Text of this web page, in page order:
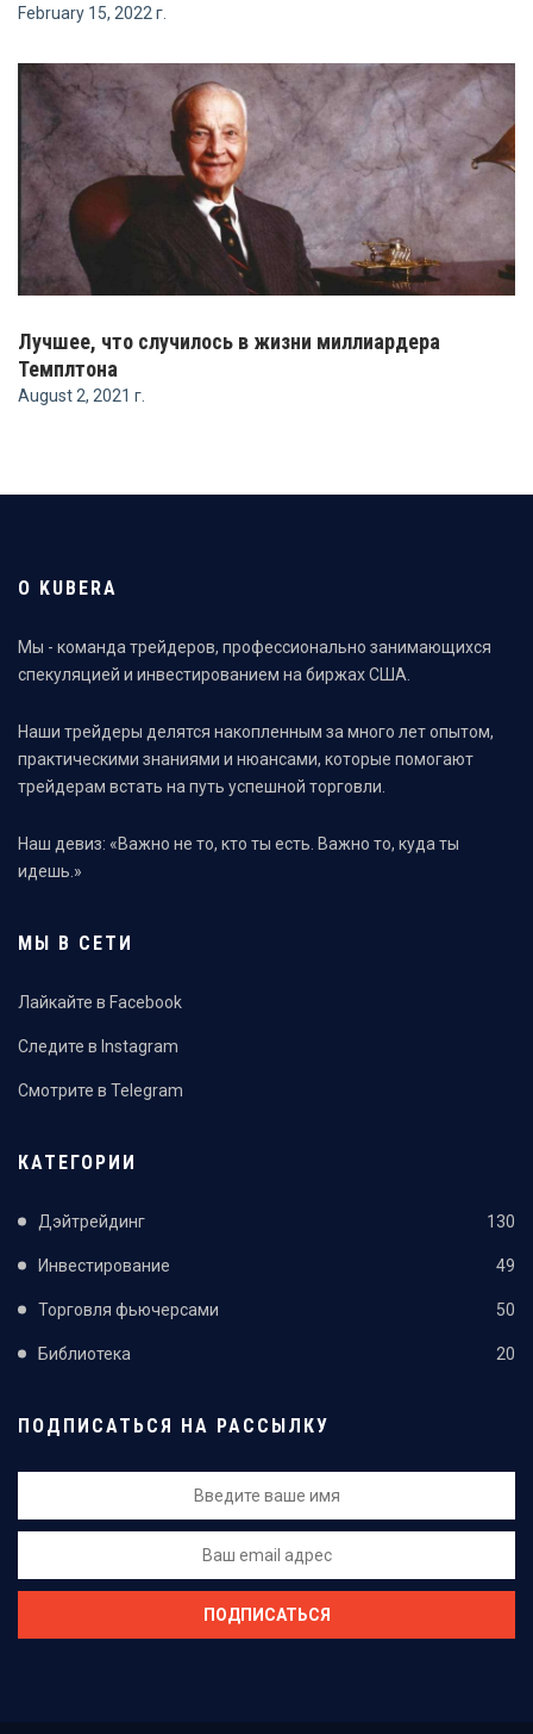
February 15, 2022 г.
Лучшее, что случилось в жизни миллиардера
Темплтона
August 2, 2021 г.
О KUBERA
Мы - команда трейдеров, профессионально занимающихся
спекуляцией и инвестированием на биржах США.
Наши трейдеры делятся накопленным за много лет опытом,
практическими знаниями и нюансами, которые помогают
трейдерам встать на путь успешной торговли.
Наш девиз: «Важно не то, кто ты есть. Важно то, куда ты
идешь.»
МЫ В СЕТИ
Лайкайте в Facebook
Следите в Instagram
Смотрите в Telegram
КАТЕГОРИИ
Дэйтрейдинг 130
Инвестирование 49
Торговля фьючерсами 50
Библиотека 20
ПОДПИСАТЬСЯ НА РАССЫЛКУ